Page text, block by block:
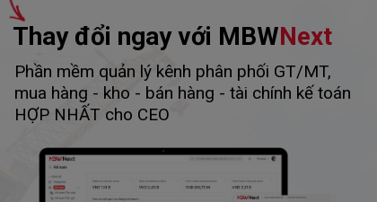
Thay đổi ngay với MBWNext
Phần mềm quản lý kênh phân phối GT/MT,
mua hàng - kho - bán hàng - tài chính kế toán
HỢP NHẤT cho CEO